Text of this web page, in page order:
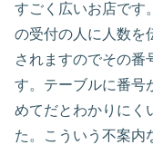
すごく広いお店です
の受付の人に人数を
されますのでその番
す。テーブルに番号
めてだとわかりにく
た。こういう不案内